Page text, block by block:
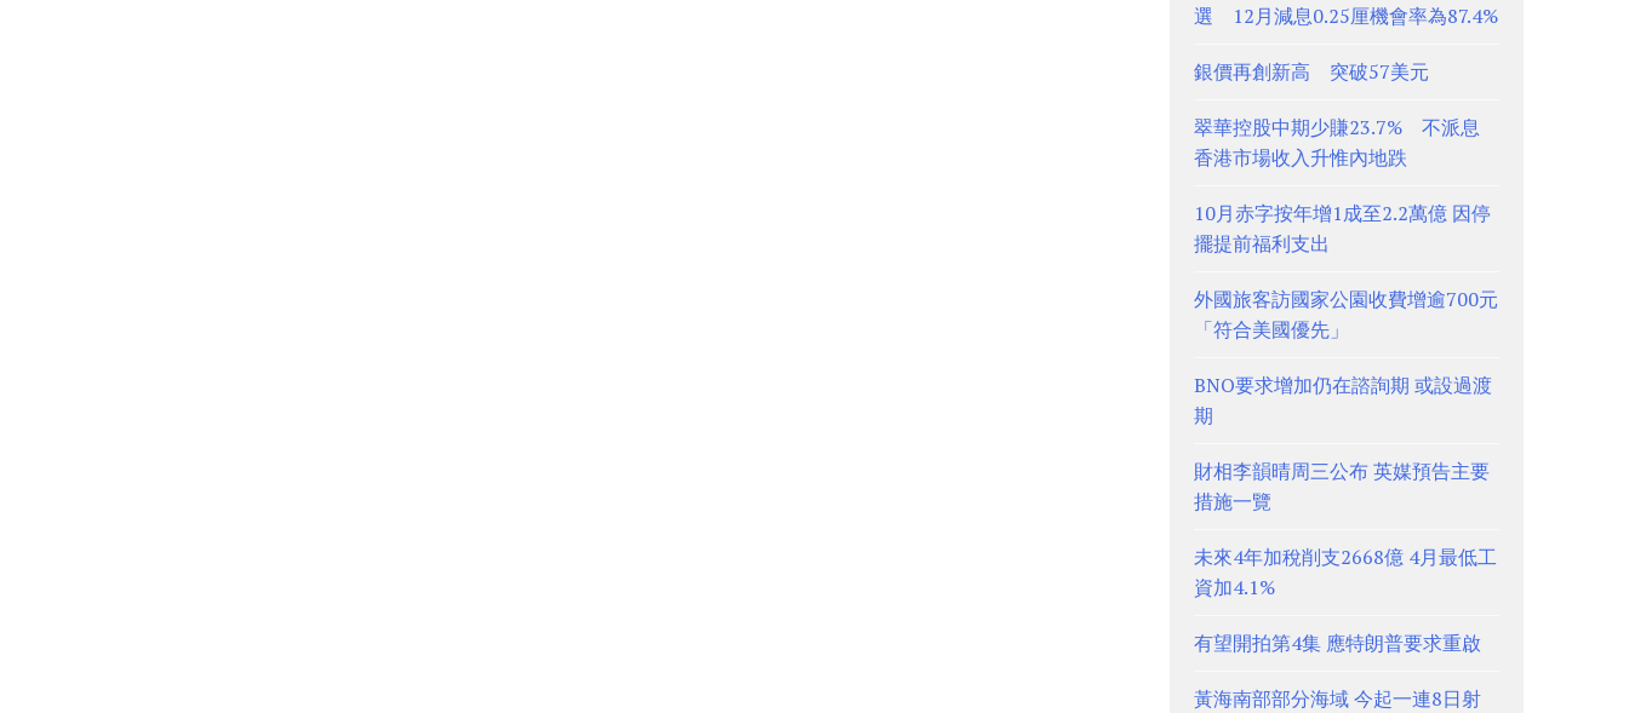
選 12月減息0.25厘機會率為87.4%
銀價再創新高 突破57美元
翠華控股中期少賺23.7% 不派息
香港市場收入升惟內地跌
10月赤字按年增1成至2.2萬億 因停
擺提前福利支出
外國旅客訪國家公園收費增逾700元
「符合美國優先」
BNO要求增加仍在諮詢期 或設過渡
期
財相李韻晴周三公布 英媒預告主要
措施一覽
未來4年加稅削支2668億 4月最低工
資加4.1%
有望開拍第4集 應特朗普要求重啟
黃海南部部分海域 今起一連8日射